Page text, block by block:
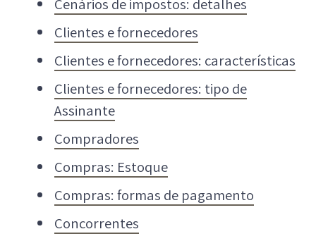
Cenários de impostos: detalhes
Clientes e fornecedores
Clientes e fornecedores: características
Clientes e fornecedores: tipo de
Assinante
Compradores
Compras: Estoque
Compras: formas de pagamento
Concorrentes